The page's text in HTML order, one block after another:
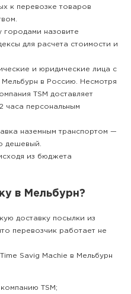
к перевозке товаров
городами назовите
для расчета стоимости и
и юридические лица с
в Россию. Несмотря
TSM доставляет
часа персональным
наземным транспортом —
дешевый.
из бюджета
в Мельбурн?
доставку посылки из
перевозчик работает не
Savig Machie в Мельбурн
TSM;